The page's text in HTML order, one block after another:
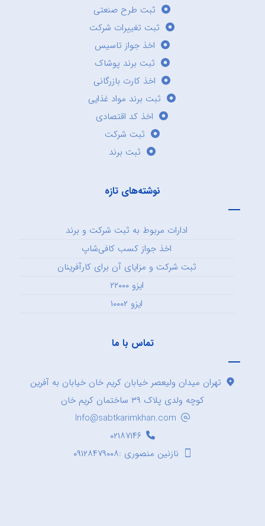
ثبت طرح صنعتی
ثبت تغییرات شرکت
اخذ جواز تاسیس
ثبت برند پوشاک
اخذ کارت بازرگانی
ثبت برند مواد غذایی
اخذ کد اقتصادی
ثبت شرکت
ثبت برند
نوشته‌های تازه
ادارات مربوط به ثبت شرکت و برند
اخذ جواز کسب کافی‌شاپ
ثبت شرکت و مزایای آن برای کارآفرینان
ایزو ۲۲۰۰۰
ایزو ۱۰۰۰۲
تماس با ما
تهران میدان ولیعصر خیابان کریم خان خیابان به آفرین
کوچه ولدی پلاک ۳۹ ساختمان کریم خان
Info@sabtkarimkhan.com
۰۲۱۸۷۱۴۶
نازنین منصوری :۰۹۱۲۸۴۷۹۰۰۸